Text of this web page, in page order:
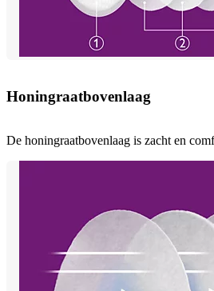
Honingraatbovenlaag
De honingraatbovenlaag is zacht en